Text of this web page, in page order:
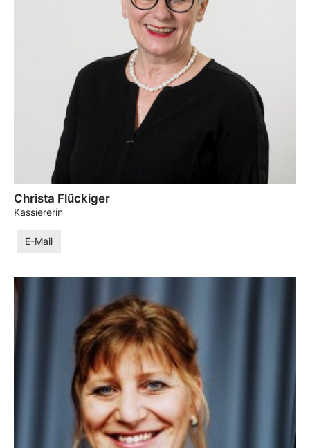
Christa Flückiger
Kassiererin
E-Mail